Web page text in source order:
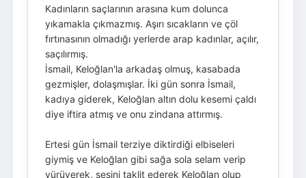
Kadınların saçlarının arasına kum dolunca
yıkamakla çıkmazmış. Aşırı sıcakların ve çöl
fırtınasının olmadığı yerlerde arap kadınlar, açılır,
saçılırmış.
İsmail, Keloğlan'la arkadaş olmuş, kasabada
gezmişler, dolaşmışlar. İki gün sonra İsmail,
kadıya giderek, Keloğlan altın dolu kesemi çaldı
diye iftira atmış ve onu zindana attırmış.
Ertesi gün İsmail terziye diktirdiği elbiseleri
giymiş ve Keloğlan gibi sağa sola selam verip
yürüyerek, sesini taklit ederek Keloğlan olup